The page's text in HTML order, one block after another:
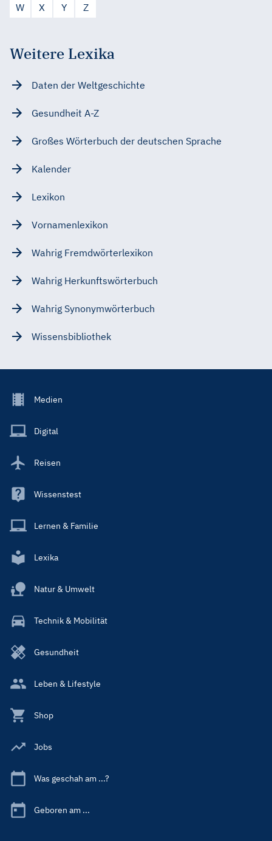
W
X Y Z
Weitere Lexika
Daten der Weltgeschichte
Gesundheit A-Z
Großes Wörterbuch der deutschen Sprache
Kalender
Lexikon
Vornamenlexikon
Wahrig Fremdwörterlexikon
Wahrig Herkunftswörterbuch
Wahrig Synonymwörterbuch
Wissensbibliothek
Footer
Main
Medien
Digital
Reisen
Wissenstest
Lernen & Familie
Lexika
Natur & Umwelt
Technik & Mobilität
Gesundheit
Leben & Lifestyle
Shop
Jobs
Was geschah am ...?
Geboren am ...